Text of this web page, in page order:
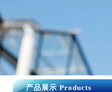
产品展示 Products